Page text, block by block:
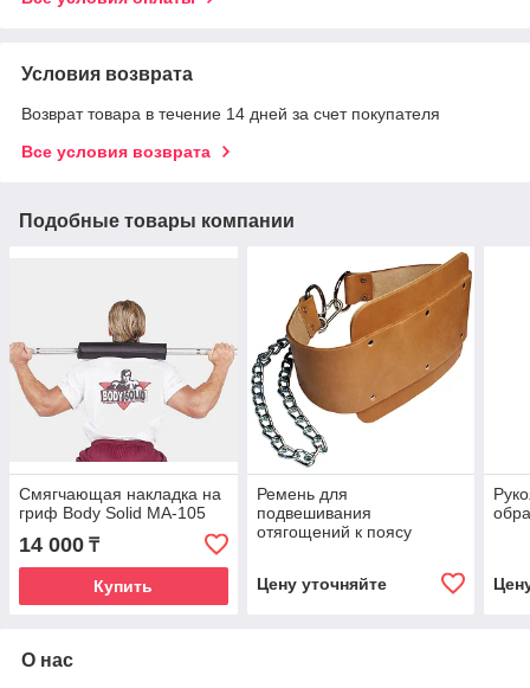
Условия возврата
Возврат товара в течение 14 дней за счет покупателя
Все условия возврата
Подобные товары компании
Смягчающая накладка на
гриф Body Solid MA-105
14 000 ₸
Купить
Ремень для
подвешивания
отягощений к поясу
Цену уточняйте
О нас